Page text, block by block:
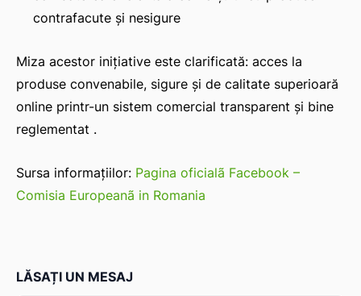
contrafacute şi nesigure
Miza acestor inițiative este clarificată: acces la
produse convenabile, sigure şi de calitate superioară
online printr-un sistem comercial transparent şi bine
reglementat .
Sursa informaţiilor: Pagina oficialã Facebook –
Comisia Europeanã in Romania
LĂSAȚI UN MESAJ